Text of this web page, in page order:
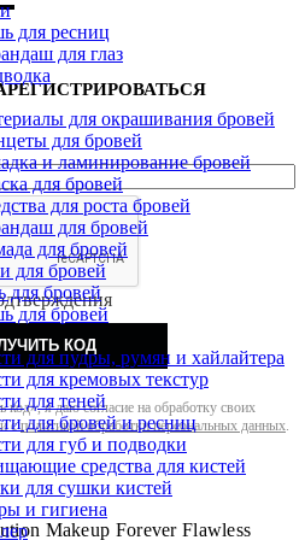
для ресниц
для глаз
для окрашивания бровей
для бровей
и ламинирование бровей
для бровей
для роста бровей
для бровей
для бровей
для бровей
для бровей
для бровей
для пудры, румян и хайлайтера
для кремовых текстур
для теней
для бровей и ресниц
для губ и подводки
средства для кистей
для сушки кистей
и гигиена
КОД
я даю согласие на обработку своих
сполитикой обработки персональных данных.
Makeup Forever Flawless